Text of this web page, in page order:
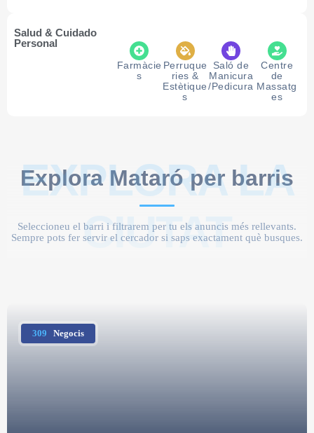
Salud & Cuidado
Personal
Farmàcie
s
Perruque
ries &
Estètique
s
Saló de
Manicura
/Pedicura
Centre
de
Massatg
es
Explora Mataró per barris
EXPLORA LA
CIUTAT
Seleccioneu el barri i filtrarem per tu els anuncis més rellevants.
Sempre pots fer servir el cercador si saps exactament què busques.
309 Negocis